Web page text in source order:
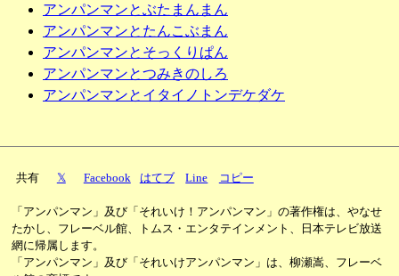
アンパンマンとぶたまんまん
アンパンマンとたんこぶまん
アンパンマンとそっくりぱん
アンパンマンとつみきのしろ
アンパンマンとイタイノトンデケダケ
共有 𝕏 Facebook はてブ Line コピー
「アンパンマン」及び「それいけ！アンパンマン」の著作権は、やなせ
たかし、フレーベル館、トムス・エンタテインメント、日本テレビ放送
網に帰属します。
「アンパンマン」及び「それいけアンパンマン」は、柳瀬嵩、フレーベ